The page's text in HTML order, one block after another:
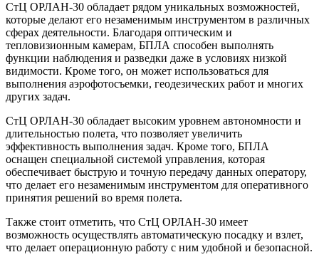
СтЦ ОРЛАН-30 обладает рядом уникальных возможностей,
которые делают его незаменимым инструментом в различных
сферах деятельности. Благодаря оптическим и
тепловизионным камерам, БПЛА способен выполнять
функции наблюдения и разведки даже в условиях низкой
видимости. Кроме того, он может использоваться для
выполнения аэрофотосъемки, геодезических работ и многих
других задач.
СтЦ ОРЛАН-30 обладает высоким уровнем автономности и
длительностью полета, что позволяет увеличить
эффективность выполнения задач. Кроме того, БПЛА
оснащен специальной системой управления, которая
обеспечивает быструю и точную передачу данных оператору,
что делает его незаменимым инструментом для оперативного
принятия решений во время полета.
Также стоит отметить, что СтЦ ОРЛАН-30 имеет
возможность осуществлять автоматическую посадку и взлет,
что делает операционную работу с ним удобной и безопасной.